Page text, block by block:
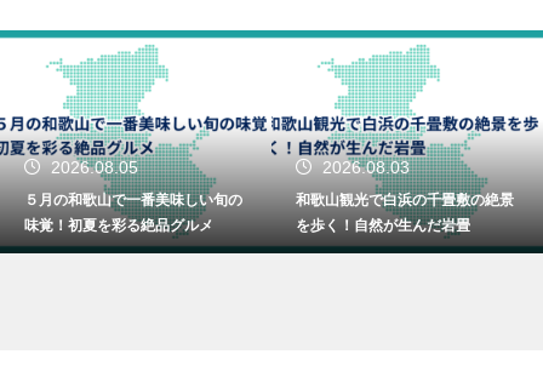
2026.08.05
５月の和歌山で一番美味しい旬の
味覚！初夏を彩る絶品グルメ
2026.08.03
和歌山観光で白浜の千畳敷の絶景
を歩く！自然が生んだ岩畳